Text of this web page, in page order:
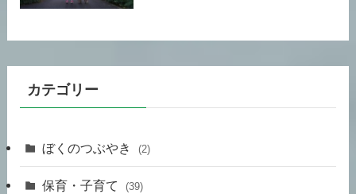
カテゴリー
ぼくのつぶやき (2)
保育・子育て (39)